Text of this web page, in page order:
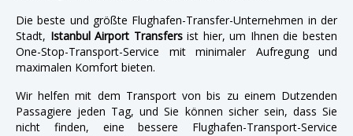
Die beste und größte Flughafen-Transfer-Unternehmen in der
Stadt, Istanbul Airport Transfersist hier, um Ihnen die besten
One-Stop-Transport-Service mit minimaler Aufregung und
maximalen Komfort bieten.
Wir helfen mit dem Transport von bis zu einem Dutzenden
Passagiere jeden Tag, und Sie können sicher sein, dass Sie
nicht finden, eine bessere Flughafen-Transport-Service